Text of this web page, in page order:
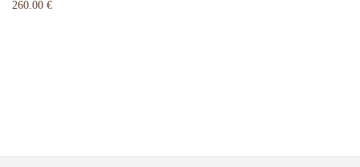
260.00 €